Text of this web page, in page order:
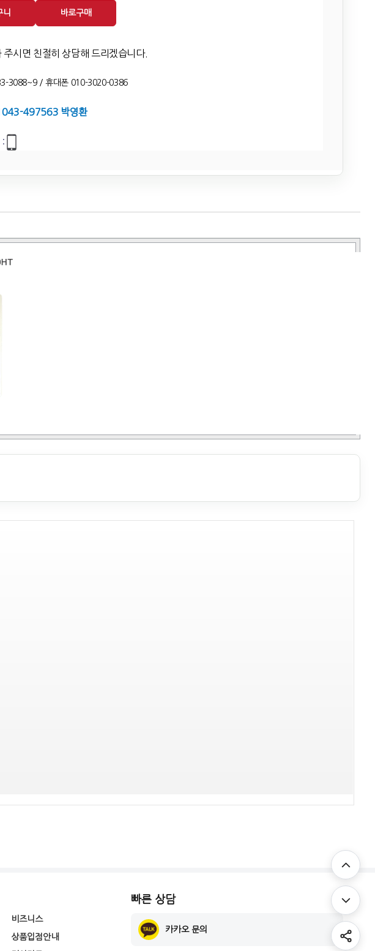
니 바로구매
주시면 친절히 상담해 드리겠습니다.
3088~9 / 휴대폰 010-3020-0386
497563 박영환
:
비즈니스
상품입점안내
빠른 상담
카카오 문의